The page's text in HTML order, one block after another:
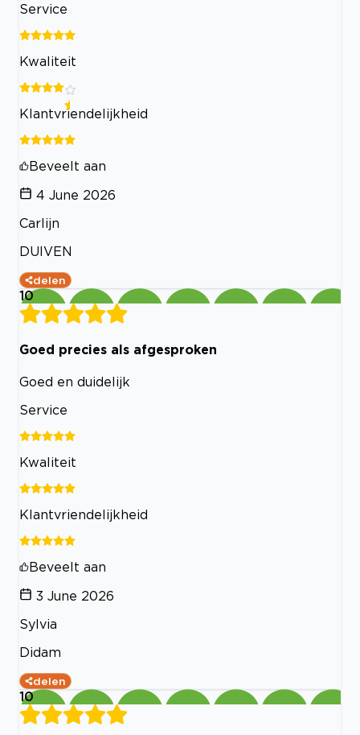
Service
Kwaliteit
Klantvriendelijkheid
Beveelt aan
4 June 2026
Carlijn
DUIVEN
delen
10
Goed precies als afgesproken
Goed en duidelijk
Service
Kwaliteit
Klantvriendelijkheid
Beveelt aan
3 June 2026
Sylvia
Didam
delen
10